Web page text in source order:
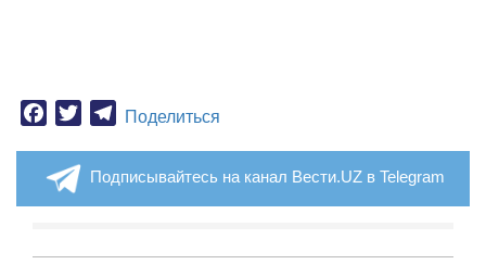
Facebook
TwitterTelegram
Поделиться
Подписывайтесь на канал Вести.UZ в Telegram